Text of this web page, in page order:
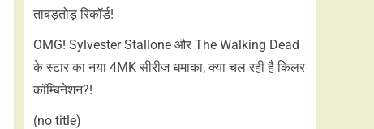
ताबड़तोड़ रिकॉर्ड!
OMG! Sylvester Stallone और The Walking Dead
के स्टार का नया 4MK सीरीज धमाका, क्या चल रही है किलर
कॉम्बिनेशन?!
(no title)